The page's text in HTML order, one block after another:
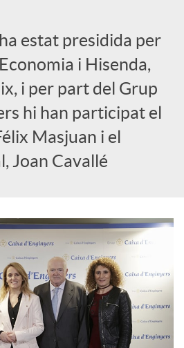
estat presidida per
i Hisenda,
i per part del Grup
hi han participat el
Masjuan i el
Joan Cavallé